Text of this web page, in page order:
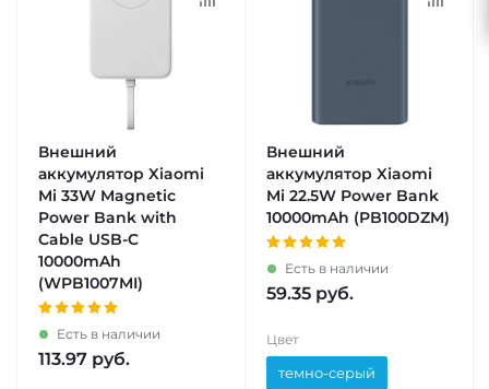
Внешний
аккумулятор Xiaomi
Mi 33W Magnetic
Power Bank with
Cable USB-C
10000mAh
(WPB1007MI)
Есть в наличии
113.97 руб.
Внешний
аккумулятор Xiaomi
Mi 22.5W Power Bank
10000mAh (PB100DZM)
Есть в наличии
59.35 руб.
Цвет
темно-серый